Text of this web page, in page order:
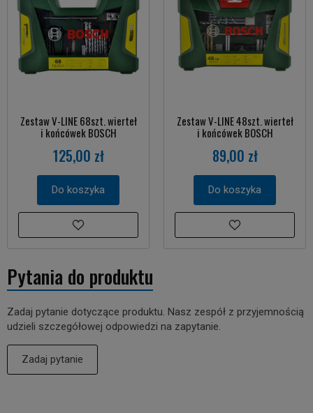
Zestaw V-LINE 68szt. wierteł
i końcówek BOSCH
125,00 zł
Do koszyka
Zestaw V-LINE 48szt. wierteł
i końcówek BOSCH
89,00 zł
Do koszyka
Pytania do produktu
Zadaj pytanie dotyczące produktu. Nasz zespół z przyjemnością
udzieli szczegółowej odpowiedzi na zapytanie.
Zadaj pytanie